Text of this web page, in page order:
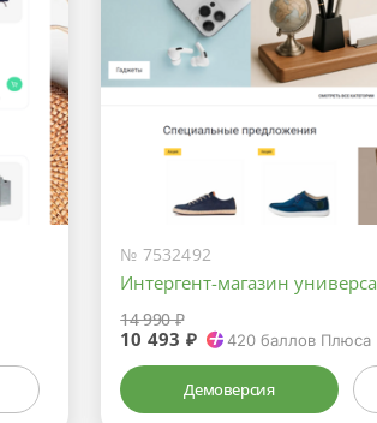
№ 7532492
Интергент-магазин
14 990 ₽
10 493 ₽ 420баллов Плюса
Демоверсия